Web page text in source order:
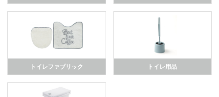
トイレファブリック トイレ用品